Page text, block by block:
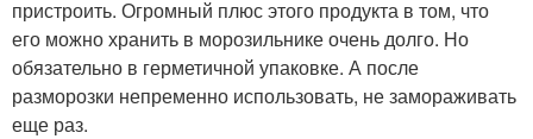
пристроить. Огромный плюс этого продукта в том, что
его можно хранить в морозильнике очень долго. Но
обязательно в герметичной упаковке. А после
разморозки непременно использовать, не замораживать
еще раз.